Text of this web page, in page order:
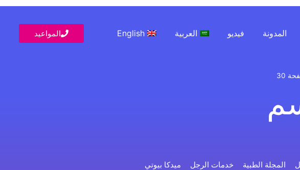
المدونة فيديو العربية English المواعيد
30
المجلة الطبية خدمات الرجل ميدكا بيوتي